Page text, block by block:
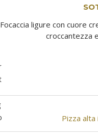
Focaccia ligure con cuore
croccantezza